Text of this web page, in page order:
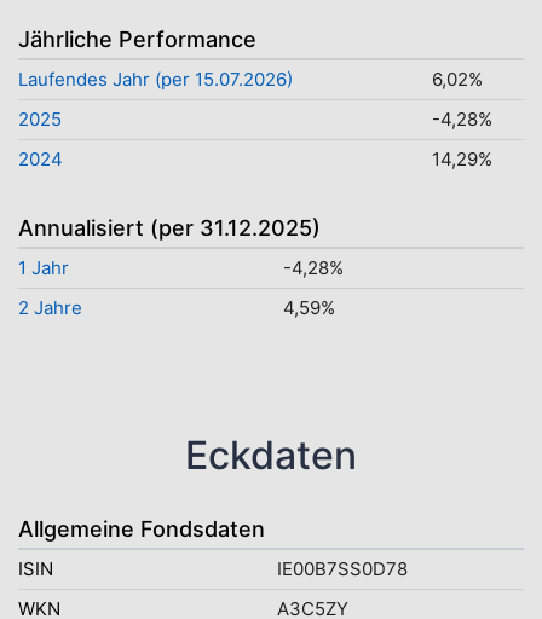
Jährliche Performance
Laufendes Jahr (per 15.07.2026)
6,02%
2025
-4,28%
2024
14,29%
Annualisiert (per 31.12.2025)
1 Jahr
-4,28%
2 Jahre
4,59%
Eckdaten
Allgemeine Fondsdaten
ISIN
IE00B7SS0D78
WKN
A3C5ZY